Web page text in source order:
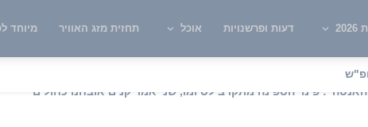
דעות ופרשנויות אוכל תחזית מזג האוויר מיוחד
פינוי הספינה מתקרב לסיומו, שני אמריקנים אובחנו כחולים